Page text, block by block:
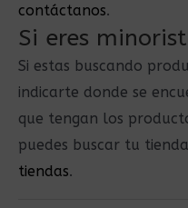
contáctanos.
Si eres
Si estas buscando
indicarte donde se
que tengan los
puedes buscar tu
tiendas.